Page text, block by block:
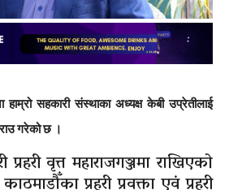
सहकारी संस्थाका अध्यक्ष केबी उप्रेतीलाई
गरेको छ ।
प्रहरी वृत्त महाराजगञ्जमा राखिएको